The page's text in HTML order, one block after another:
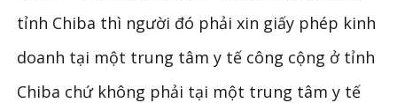
tỉnh Chiba thì người đó phải xin giấy phép kinh
doanh tại một trung tâm y tế công cộng ở tỉnh
Chiba chứ không phải tại một trung tâm y tế